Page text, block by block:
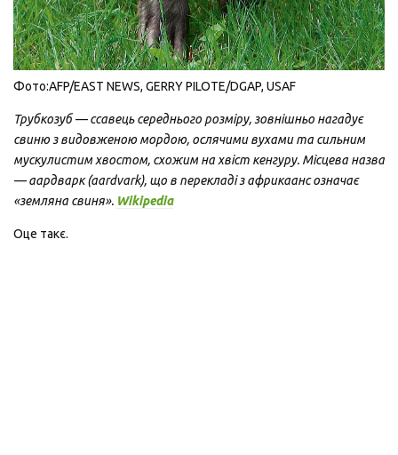
Фото:AFP/EAST NEWS, GERRY PILOTE/DGAP, USAF
Трубкозуб — ссавець середнього розміру, зовнішньо нагадує
свиню з видовженою мордою, ослячими вухами та сильним
мускулистим хвостом, схожим на хвіст кенгуру. Місцева назва
— аардварк (aardvark), що в перекладі з африкаанс означає
«земляна свиня». Wikipedia
Оце такє.